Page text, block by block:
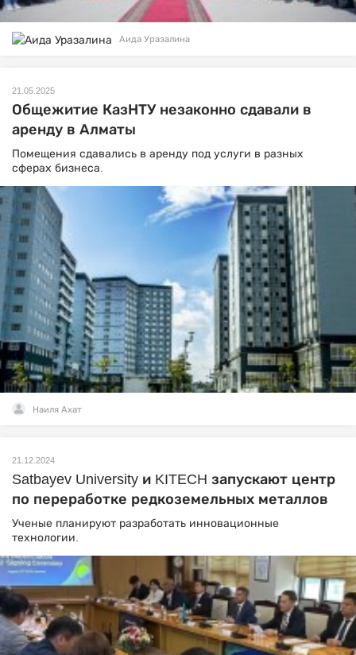
Аида Уразалина
21.05.2025
Общежитие КазНТУ незаконно сдавали в
аренду в Алматы
Помещения сдавались в аренду под услуги в разных
сферах бизнеса.
Наиля Ахат
21.12.2024
Satbayev University и KITECH запускают центр
по переработке редкоземельных металлов
Ученые планируют разработать инновационные
технологии.